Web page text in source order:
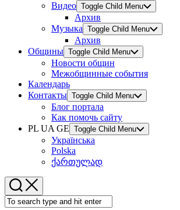
Видео Toggle Child Menu
Архив
Музыка Toggle Child Menu
Архив
Общины Toggle Child Menu
Новости общин
Межобщинные события
Календарь
Контакты Toggle Child Menu
Блог портала
Как помочь сайту
PL UA GE Toggle Child Menu
Українська
Polska
ქართულად